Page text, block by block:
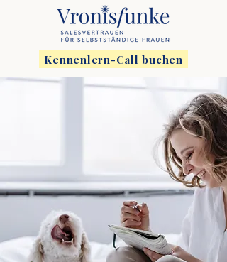
Kennenlern-Call buchen